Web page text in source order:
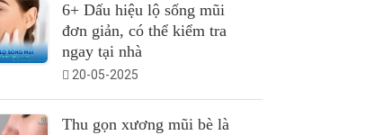
6+ Dấu hiệu lộ sống mũi
đơn giản, có thể kiểm tra
ngay tại nhà
20-05-2025
Thu gọn xương mũi bè là